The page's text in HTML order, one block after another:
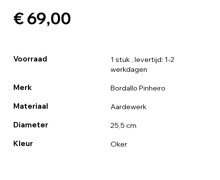
€ 69,00
Voorraad 1 stuk , levertijd: 1-2
werkdagen
Merk Bordallo Pinheiro
Materiaal Aardewerk
Diameter 25,5 cm
Kleur Oker